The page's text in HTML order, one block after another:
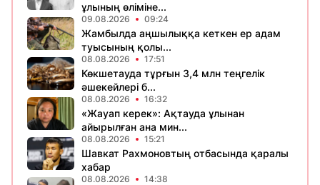
ұлының өліміне...
09.08.2026 09:24
Жамбылда аңшылыққа кеткен ер адам
туысының қолы...
08.08.2026 17:51
Көкшетауда тұрғын 3,4 млн теңгелік
әшекейлері б...
08.08.2026 16:32
«Жауап керек»: Ақтауда ұлынан
айырылған ана мин...
08.08.2026 15:21
Шавкат Рахмоновтың отбасында қаралы
хабар
08.08.2026 14:38